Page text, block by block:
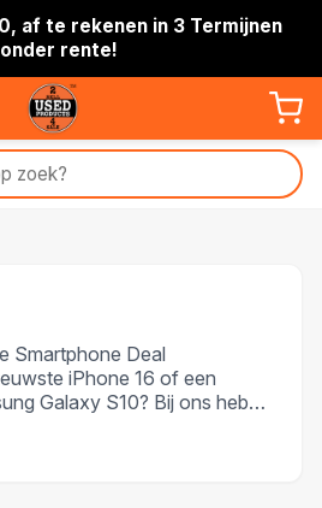
af te rekenen in 3 Termijnen
rente!
Smartphone Deal
iPhone 16 of een
Galaxy S10? Bij ons heb je
scala aan smartphones
de meest geavanceerde